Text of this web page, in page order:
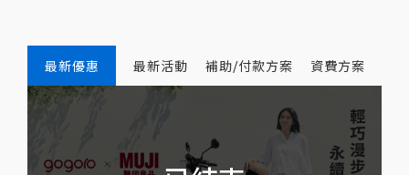
最新優惠 最新活動 補助/付款方案 資費方案